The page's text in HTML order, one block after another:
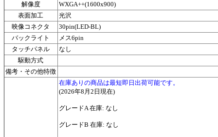
解像度
WXGA++(1600x900)
表面加工
光沢
映像コネクタ
30pin(LED-BL)
バックライト
メス6pin
タッチパネル
なし
駆動方式
備考・その他特徴
在庫ありの商品は最短即日出荷可能です。
(2026年8月2日現在)
グレードA 在庫: なし
グレードB 在庫: なし